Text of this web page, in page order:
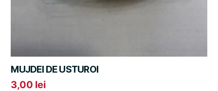
MUJDEI DE USTUROI
3,00 lei